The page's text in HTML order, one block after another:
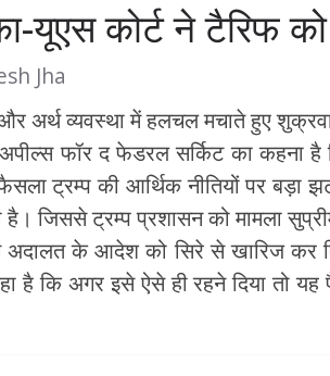
यूएस कोर्ट ने टैरिफ
Jha
अर्थ व्यवस्था में हलचल मचाते हुए
फॉर द फेडरल सर्किट का कहना है
ट्रम्प की आर्थिक नीतियों पर बड़ा
जिससे ट्रम्प प्रशासन को मामला
ने अदालत के आदेश को सिरे से खारिज
है कि अगर इसे ऐसे ही रहने दिया तो